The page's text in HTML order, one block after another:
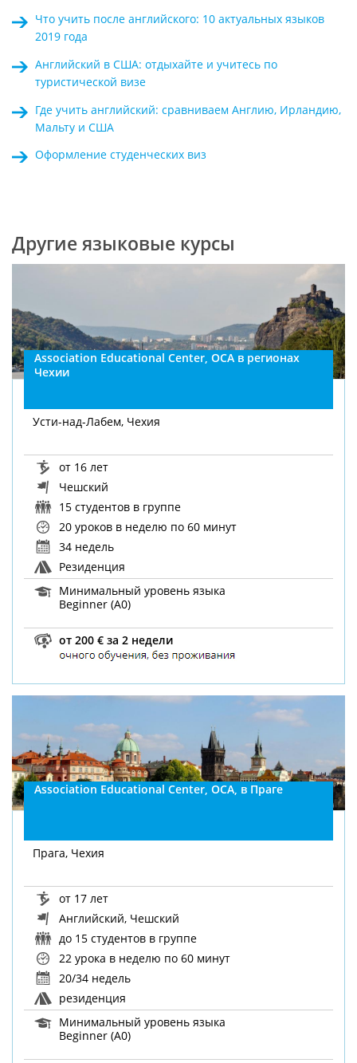
Что учить после английского: 10 актуальных языков
2019 года
Английский в США: отдыхайте и учитесь по
туристической визе
Где учить английский: сравниваем Англию, Ирландию,
Мальту и США
Оформление студенческих виз
Другие языковые курсы
Association Educational Center, OCA в регионах
Чехии
Усти-над-Лабем, Чехия
от 16 лет
Чешский
15 студентов в группе
20 уроков в неделю по 60 минут
34 недель
Резиденция
Минимальный уровень языка
Beginner (A0)
от 200 € за 2 недели
Association Educational Center, OCA, в Праге
Прага, Чехия
от 17 лет
Английский, Чешский
до 15 студентов в группе
22 урока в неделю по 60 минут
20/34 недель
резиденция
Минимальный уровень языка
Beginner (A0)